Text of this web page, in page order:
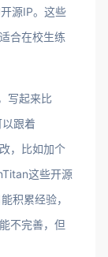
源IP。这些
合在校生练
写起来比
跟着
，比如加个
这些开源
积累经验，
不完善，但